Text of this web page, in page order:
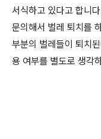
서식하고 있다고 합니
문의해서 벌레 퇴치를
부분의 벌레들이 퇴치
용 여부를 별도로 생각